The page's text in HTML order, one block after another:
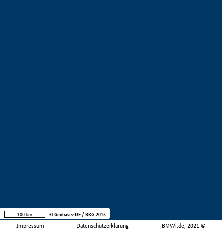
Impressum Datenschutzerklärung BMWi.de, 2021 ©
100 km © Geobasis-DE / BKG 2015